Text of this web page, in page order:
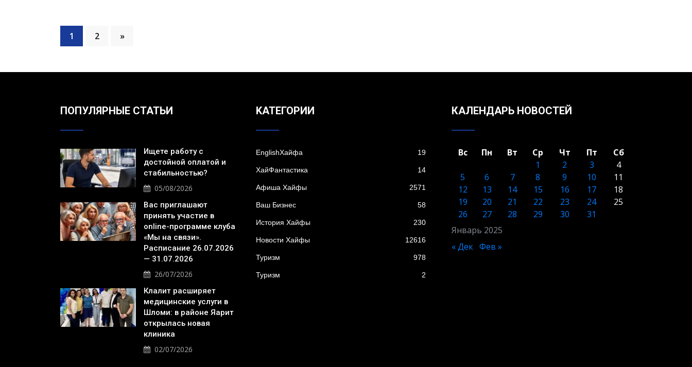
1 2 »
ПОПУЛЯРНЫЕ СТАТЬИ
Ищете работу с
достойной оплатой и
стабильностью?
05/08/2026
Вас приглашают
принять участие в
online-программе клуба
«Мы на связи».
Расписание 26.07.2026
— 31.07.2026
26/07/2026
Клалит расширяет
медицинские услуги в
Шломи: в районе Яарит
открылась новая
клиника
02/07/2026
KАТЕГОРИИ
EnglishХайфа 19
XайФантастика 14
Афиша Хайфы 2571
Ваш Бизнес 58
История Хайфы 230
Новости Хайфы 12616
Туризм 978
Туризм 2
КАЛЕНДАРЬ НОВОСТЕЙ
Январь 2025
Вс Пн Вт Ср Чт Пт
Сб
1
2 3
4
5
6 7 8 9 10
11
12
13 14 15 16 17
18
19
20 21 22 23 24
25
26
27 28 29 30 31
« Дек Фев »